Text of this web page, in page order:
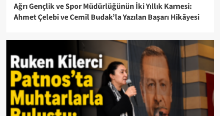
Ağrı Gençlik ve Spor Müdürlüğünün İki Yıllık Karnesi:
Ahmet Çelebi ve Cemil Budak’la Yazılan Başarı Hikâyesi